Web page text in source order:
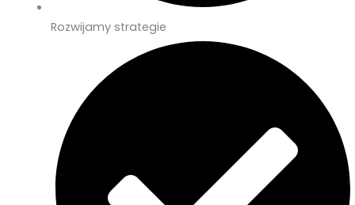
Rozwijamy strategie